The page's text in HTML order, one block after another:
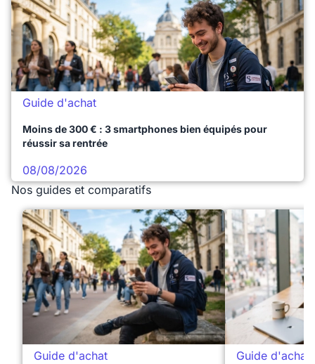
Guide d'achat
Moins de 300 € : 3 smartphones bien équipés pour
réussir sa rentrée
08/08/2026
Nos guides et comparatifs
Guide d'achat Guide d'achat